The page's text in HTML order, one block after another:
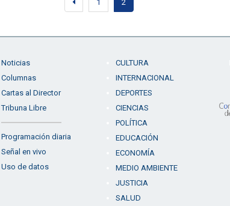
1 2
Noticias
Columnas
Cartas al Director
Tribuna Libre
Programación diaria
Señal en vivo
Uso de datos
CULTURA
INTERNACIONAL
DEPORTES
CIENCIAS
POLÍTICA
EDUCACIÓN
ECONOMÍA
MEDIO AMBIENTE
JUSTICIA
SALUD